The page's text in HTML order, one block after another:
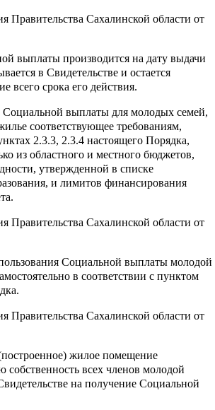
Правительства Сахалинской области от
выплаты производится на дату выдачи
в Свидетельстве и остается
всего срока его действия.
Социальной выплаты для молодых семей,
соответствующее требованиям,
2.3.3, 2.3.4 настоящего Порядка,
из областного и местного бюджетов,
утвержденной в списке
и лимитов финансирования
Правительства Сахалинской области от
Социальной выплаты молодой
в соответствии с пунктом
Правительства Сахалинской области от
жилое помещение
собственность всех членов молодой
на получение Социальной